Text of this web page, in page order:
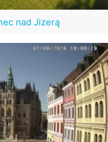
nad Jizerą